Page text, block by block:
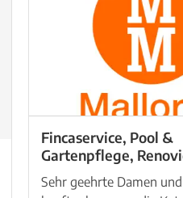
Fincaservice, Pool &
Gartenpflege,
Sehr geehrte Damen